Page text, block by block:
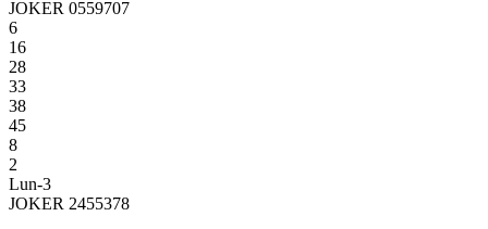
JOKER 0559707
6
16
28
33
38
45
8
2
Lun-3
JOKER 2455378